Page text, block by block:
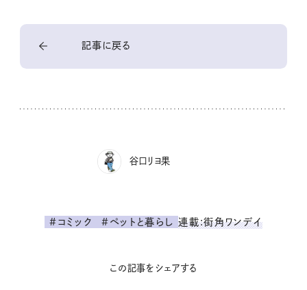
記事に戻る
谷口リヨ果
#コミック #ペットと暮らし 連載:街角ワンデイ
この記事をシェアする